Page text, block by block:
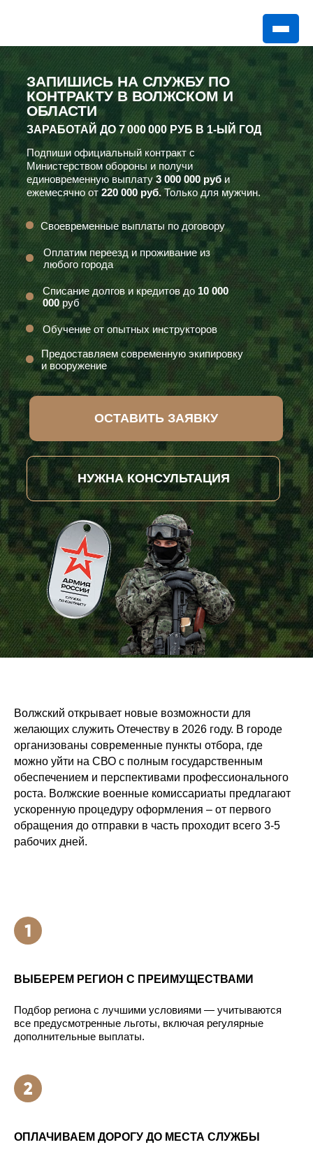
ЗАПИШИСЬ НА СЛУЖБУ ПО
КОНТРАКТУ В ВОЛЖСКОМ И
ОБЛАСТИ
ЗАРАБОТАЙ ДО7 000 000 РУБ В 1-ЫЙ ГОД
Подпиши официальный контракт с
Министерством обороны и получи
единовременную выплату3 000 000 руб и
ежемесячно от 220 000 руб.Только для мужчин.
ОСТАВИТЬ ЗАЯВКУ
НУЖНА КОНСУЛЬТАЦИЯ
Оплатим переезд и проживание из
любого города
Предоставляем современную экипировку
и вооружение
Списание долгов и кредитов до 10 000
000руб
Обучение от опытных инструкторов
Своевременные выплаты по договору
Волжский открывает новые возможности для
желающих служить Отечеству в 2026 году. В городе
организованы современные пункты отбора, где
можно уйти на СВО с полным государственным
обеспечением и перспективами профессионального
роста. Волжские военные комиссариаты предлагают
ускоренную процедуру оформления – от первого
обращения до отправки в часть проходит всего 3-5
рабочих дней.
ВЫБЕРЕМ РЕГИОН С ПРЕИМУЩЕСТВАМИ
Подбор региона с лучшими условиями — учитываются
все предусмотренные льготы, включая регулярные
дополнительные выплаты.
ОПЛАЧИВАЕМ ДОРОГУ ДО МЕСТА СЛУЖБЫ